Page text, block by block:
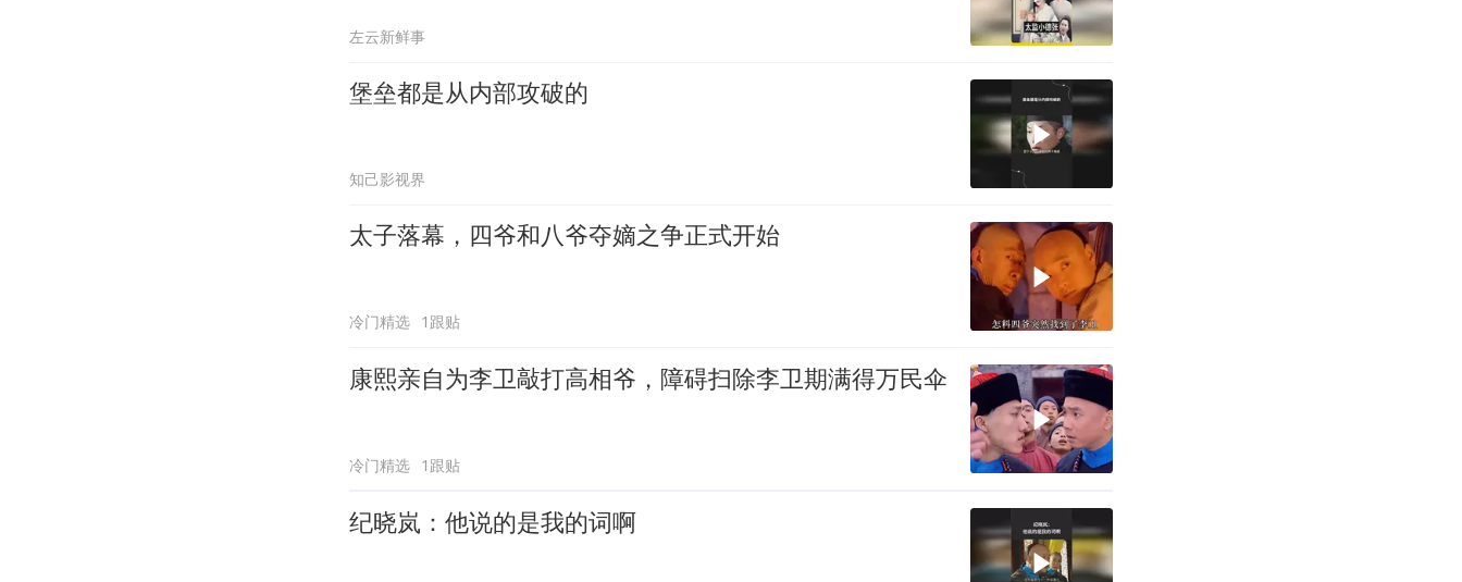
左云新鲜事
堡垒都是从内部攻破的
知己影视界
太子落幕，四爷和八爷夺嫡之争正式开始
冷门精选 1跟贴
康熙亲自为李卫敲打高相爷，障碍扫除李卫期满得万民伞
冷门精选 1跟贴
纪晓岚：他说的是我的词啊